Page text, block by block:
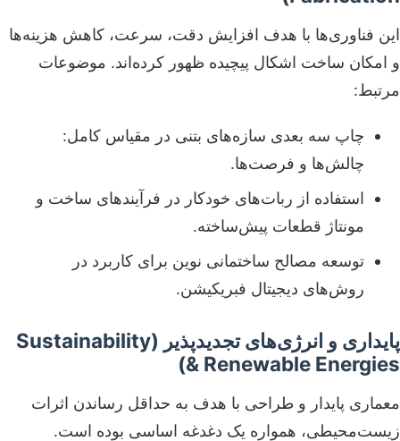
این فناوری‌ها با هدف افزایش دقت، سرعت، کاهش هزینه‌ها
و امکان ساخت اشکال پیچیده ظهور کرده‌اند. موضوعات
مرتبط:
چاپ سه بعدی سازه‌های بتنی در مقیاس کامل:
چالش‌ها و فرصت‌ها.
استفاده از ربات‌های خودکار در فرآیندهای ساخت و
مونتاژ قطعات پیش‌ساخته.
توسعه مصالح ساختمانی نوین برای کاربرد در
روش‌های دیجیتال فبریکیشن.
پایداری و انرژی‌های تجدیدپذیر (Sustainability
& Renewable Energies)
معماری پایدار و طراحی با هدف به حداقل رساندن اثرات
زیست‌محیطی، همواره یک دغدغه اساسی بوده است.